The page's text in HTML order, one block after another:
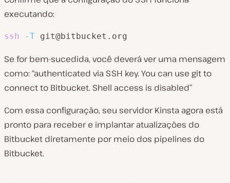
executando:
ssh -T git@bitbucket.org
Se for bem-sucedida, você deverá ver uma mensagem
como: “authenticated via SSH key. You can use git to
connect to Bitbucket. Shell access is disabled”
Com essa configuração, seu servidor Kinsta agora está
pronto para receber e implantar atualizações do
Bitbucket diretamente por meio dos pipelines do
Bitbucket.